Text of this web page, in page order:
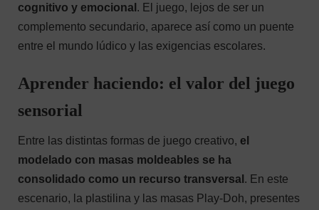
cognitivo y emocional . El juego, lejos de ser un
complemento secundario, aparece así como un puente
entre el mundo lúdico y las exigencias escolares.
Aprender haciendo: el valor del juego
sensorial
Entre las distintas formas de juego creativo, el
modelado con masas moldeables se ha
consolidado como un recurso transversal . En este
escenario, la plastilina y las masas Play-Doh, presentes